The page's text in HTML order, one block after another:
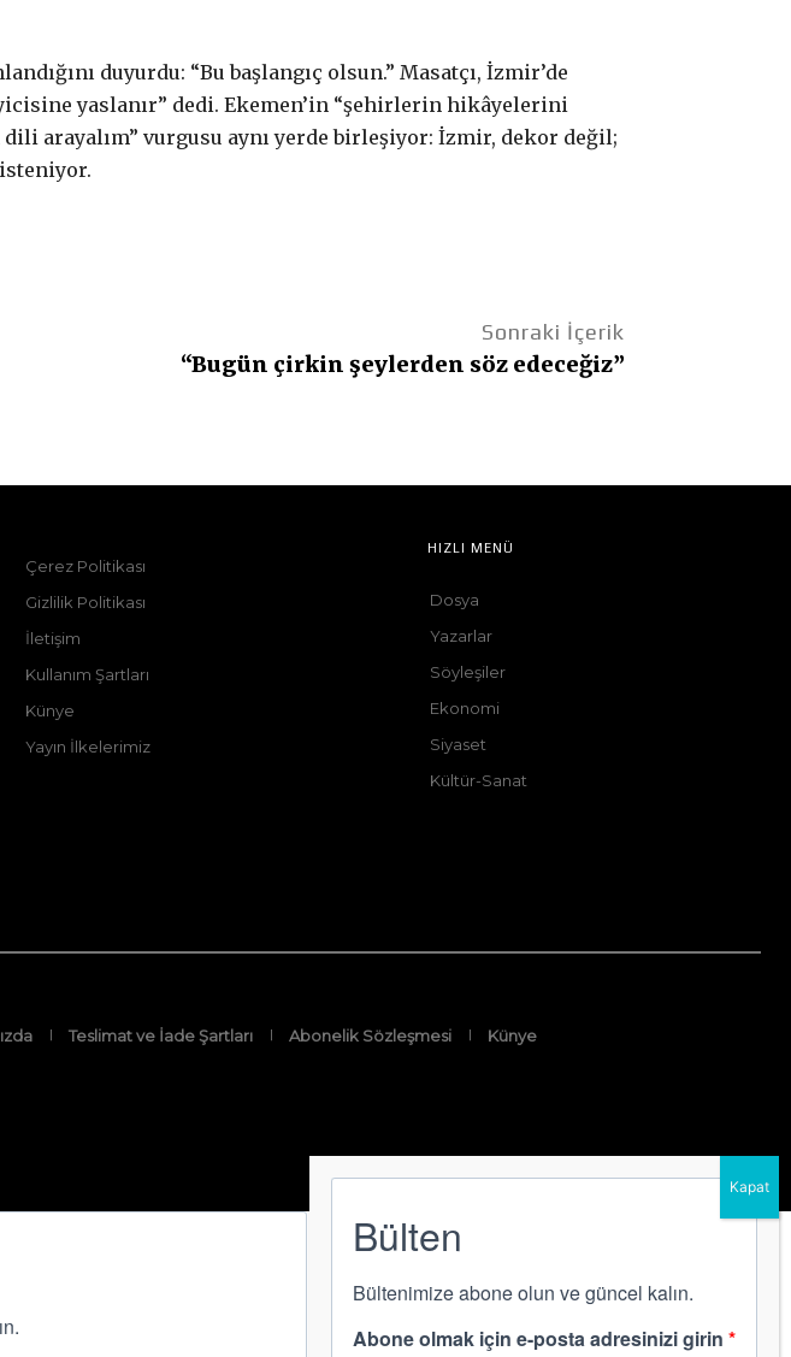
duyurdu: “Bu başlangıç olsun.” Masatçı, İzmir’de
yaslanır” dedi. Ekemen’in “şehirlerin hikâyelerini
dili arayalım” vurgusu aynı yerde birleşiyor: İzmir, dekor değil;
Sonraki İçerik
“Bugün çirkin şeylerden söz edeceğiz”
Çerez Politikası
Gizlilik Politikası
İletişim
Kullanım Şartları
Künye
Yayın İlkelerimiz
HIZLI MENÜ
Dosya
Yazarlar
Söyleşiler
Ekonomi
Siyaset
Kültür-Sanat
Teslimat ve İade Şartları Abonelik Sözleşmesi Künye